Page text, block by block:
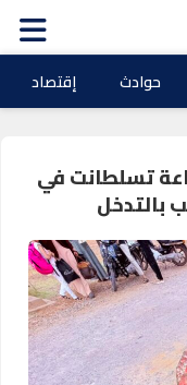
حوادث إقتصاد
تسلطانت في
بالتدخل